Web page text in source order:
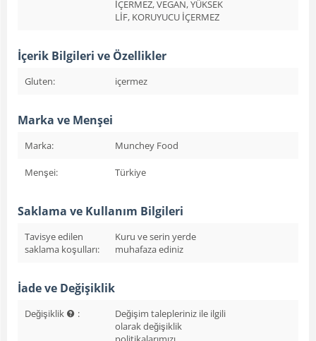
İÇERMEZ, VEGAN, YÜKSEK
LİF, KORUYUCU İÇERMEZ
İçerik Bilgileri ve Özellikler
Gluten: içermez
Marka ve Menşei
Marka: Munchey Food
Menşei: Türkiye
Saklama ve Kullanım Bilgileri
Tavisye edilen
saklama koşulları:
Kuru ve serin yerde
muhafaza ediniz
İade ve Değişiklik
Değişiklik :
Değişim talepleriniz ile ilgili
olarak değişiklik